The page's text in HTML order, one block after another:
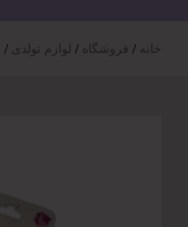
خانه فروشگاه لوازم تولدی